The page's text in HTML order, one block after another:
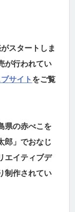
スタートしま
が行われてい
サイト をご覧
県の赤べこを
郎」でおなじ
エイティブデ
制作されてい